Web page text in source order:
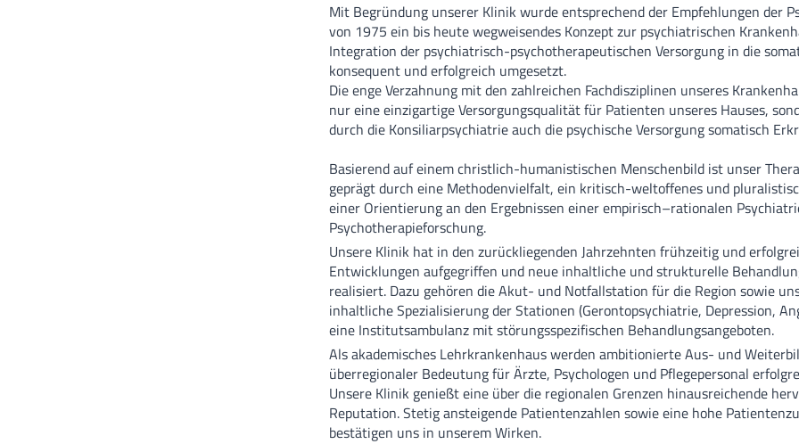
Mit Begründung unserer Klinik wurde entsprechend der Empfehlungen der
von 1975 ein bis heute wegweisendes Konzept zur psychiatrischen
Integration der psychiatrisch-psychotherapeutischen Versorgung in die
konsequent und erfolgreich umgesetzt.
Die enge Verzahnung mit den zahlreichen Fachdisziplinen unseres
nur eine einzigartige Versorgungsqualität für Patienten unseres Hauses,
durch die Konsiliarpsychiatrie auch die psychische Versorgung somatisch
Basierend auf einem christlich-humanistischen Menschenbild ist unser
geprägt durch eine Methodenvielfalt, ein kritisch-weltoffenes und
einer Orientierung an den Ergebnissen einer empirisch–rationalen
Psychotherapieforschung.
Unsere Klinik hat in den zurückliegenden Jahrzehnten frühzeitig und
Entwicklungen aufgegriffen und neue inhaltliche und strukturelle
realisiert. Dazu gehören die Akut- und Notfallstation für die Region sowie
inhaltliche Spezialisierung der Stationen (Gerontopsychiatrie, Depression,
eine Institutsambulanz mit störungsspezifischen Behandlungsangeboten.
Als akademisches Lehrkrankenhaus werden ambitionierte Aus- und
überregionaler Bedeutung für Ärzte, Psychologen und Pflegepersonal
Unsere Klinik genießt eine über die regionalen Grenzen hinausreichende
Reputation. Stetig ansteigende Patientenzahlen sowie eine hohe
bestätigen uns in unserem Wirken.
MVZ
MVZ Hasetal
Ärztliche